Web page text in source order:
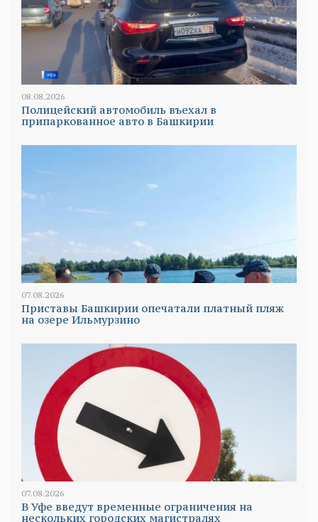
08.08.2026
Полицейский автомобиль въехал в
припаркованное авто в Башкирии
07.08.2026
Приставы Башкирии опечатали платный пляж
на озере Ильмурзино
07.08.2026
В Уфе введут временные ограничения на
нескольких городских магистралях